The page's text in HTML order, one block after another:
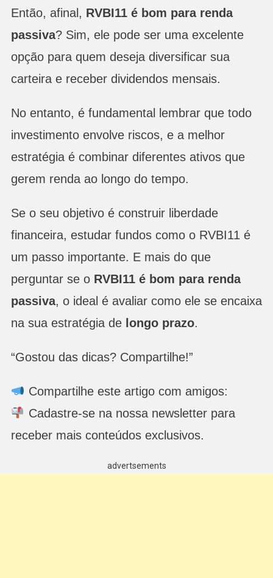
Então, afinal, RVBI11 é bom para renda
passiva? Sim, ele pode ser uma excelente
opção para quem deseja diversificar sua
carteira e receber dividendos mensais.
No entanto, é fundamental lembrar que todo
investimento envolve riscos, e a melhor
estratégia é combinar diferentes ativos que
gerem renda ao longo do tempo.
Se o seu objetivo é construir liberdade
financeira, estudar fundos como o RVBI11 é
um passo importante. E mais do que
perguntar se o RVBI11 é bom para renda
passiva, o ideal é avaliar como ele se encaixa
na sua estratégia delongo prazo.
“Gostou das dicas? Compartilhe!”
Compartilhe este artigo com amigos:
Cadastre-se na nossa newsletter para
receber mais conteúdos exclusivos.
advertsements